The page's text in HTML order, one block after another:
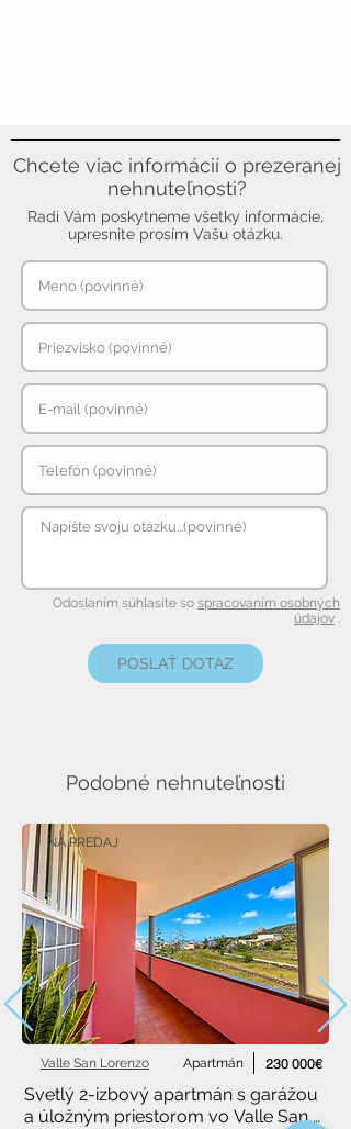
Chcete viac informácií o prezeranej
nehnuteľnosti?
Radi Vám poskytneme všetky informácie,
upresnite prosím Vašu otázku.
Odoslaním súhlasíte so spracovaním osobných
údajov .
POSLAŤ DOTAZ
Podobné nehnuteľnosti
NA PREDAJ
Apartmán
Valle San Lorenzo 230 000€
Svetlý 2-izbový apartmán s garážou
a úložným priestorom vo Valle San